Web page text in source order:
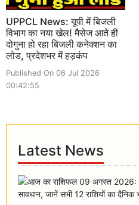
UPPCL News: यूपी में बिजली
विभाग का नया खेल! मैसेज आते ही
दोगुना हो रहा बिजली कनेक्शन का
लोड, प्रदेशभर में हड़कंप
Published On 06 Jul 2026
00:42:55
Latest News